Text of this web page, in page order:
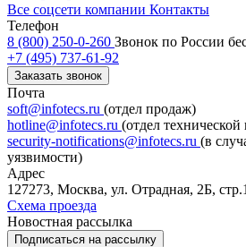
Все соцсети компании Контакты
Телефон
8 (800) 250-0-260 Звонок по России
+7 (495) 737-61-92
Заказать звонок
Почта
soft@infotecs.ru (отдел продаж)
hotline@infotecs.ru (отдел
security-notifications@infotecs.ru (в
уязвимости)
Адрес
127273, Москва, ул. Отрадная, 2Б, стр.1
Схема проезда
Новостная рассылка
Подписаться на рассылку